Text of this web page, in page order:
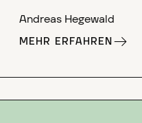
Andreas Hegewald
MEHR ERFAHREN